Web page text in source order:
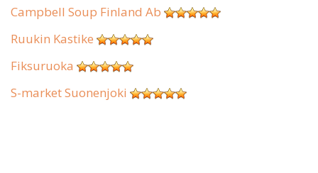
Campbell Soup Finland Ab
Ruukin Kastike
Fiksuruoka
S-market Suonenjoki